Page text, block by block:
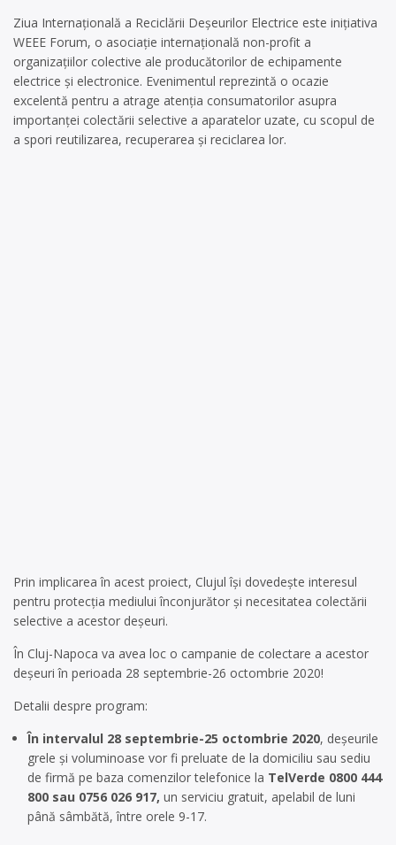
Ziua Internațională a Reciclării Deșeurilor Electrice este inițiativa
WEEE Forum, o asociație internațională non-profit a
organizațiilor colective ale producătorilor de echipamente
electrice și electronice. Evenimentul reprezintă o ocazie
excelentă pentru a atrage atenția consumatorilor asupra
importanței colectării selective a aparatelor uzate, cu scopul de
a spori reutilizarea, recuperarea și reciclarea lor.
Prin implicarea în acest proiect, Clujul își dovedește interesul
pentru protecția mediului înconjurător și necesitatea colectării
selective a acestor deșeuri.
În Cluj-Napoca va avea loc o campanie de colectare a acestor
deșeuri în perioada 28 septembrie-26 octombrie 2020!
Detalii despre program:
În intervalul 28 septembrie-25 octombrie 2020, deșeurile
grele și voluminoase vor fi preluate de la domiciliu sau sediu
de firmă pe baza comenzilor telefonice la TelVerde 0800 444
800 sau 0756 026 917, un serviciu gratuit, apelabil de luni
până sâmbătă, între orele 9-17.